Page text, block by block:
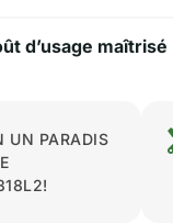
d’usage maîtrisé
UN PARADIS